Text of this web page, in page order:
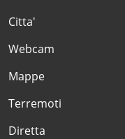
Citta'
Webcam
Mappe
Terremoti
Diretta